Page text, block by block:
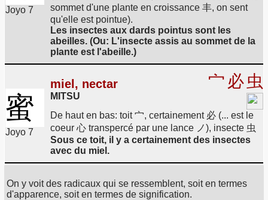
Joyo 7
sommet d'une plante en croissance 丰, on sent
qu'elle est pointue).
Les insectes aux dards pointus sont les
abeilles. (Ou: L'insecte assis au sommet de la
plante est l'abeille.)
蜜
Joyo 7
miel, nectar
MITSU
宀 必虫
De haut en bas: toit 宀, certainement 必 (... est le
coeur 心 transpercé par une lance ノ), insecte 虫
Sous ce toit, il y a certainement des insectes
avec du miel.
On y voit des radicaux qui se ressemblent, soit en termes
d'apparence, soit en termes de signification.